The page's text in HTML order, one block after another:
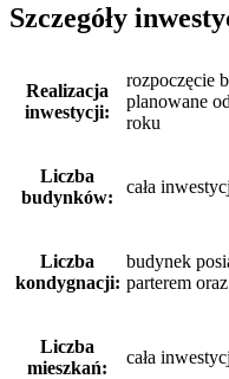
Szczegóły
Realizacja
inwestycji:
rozpoczęcie
planowane
roku
Liczba
budynków:
cała
Liczba
kondygnacji:
budynek
parterem
Liczba
mieszkań:
cała